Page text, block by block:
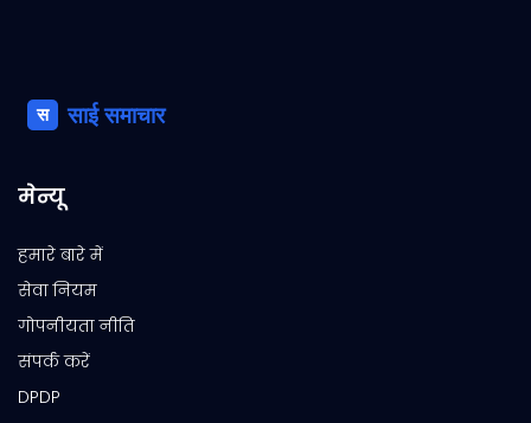
मेन्यू
हमारे बारे में
सेवा नियम
गोपनीयता नीति
संपर्क करें
DPDP